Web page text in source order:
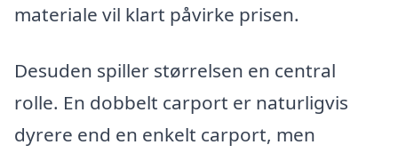
materiale vil klart påvirke prisen.
Desuden spiller størrelsen en central
rolle. En dobbelt carport er naturligvis
dyrere end en enkelt carport, men